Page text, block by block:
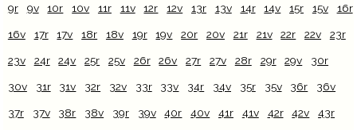
9r 9v 10r 10v 11r 11v 12r 12v 13r 13v 14r 14v 15r 15v 16r
16v 17r 17v 18r 18v 19r 19v 20r 20v 21r 21v 22r 22v 23r
23v 24r 24v 25r 25v 26r 26v 27r 27v 28r 29r 29v 30r
30v 31r 31v 32r 32v 33r 33v 34r 34v 35r 35v 36r 36v
37r 37v 38r 38v 39r 39v 40r 40v 41r 41v 42r 42v 43r